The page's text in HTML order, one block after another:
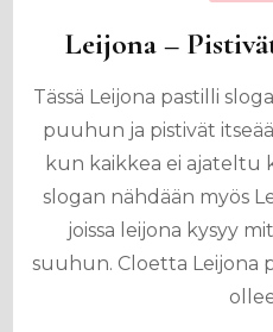
Leijona –
Tässä Leijona pastilli
puuhun ja pistivät
kun kaikkea ei ajateltu
slogan nähdään myös
joissa leijona kysyy
suuhun. Cloetta Leijona